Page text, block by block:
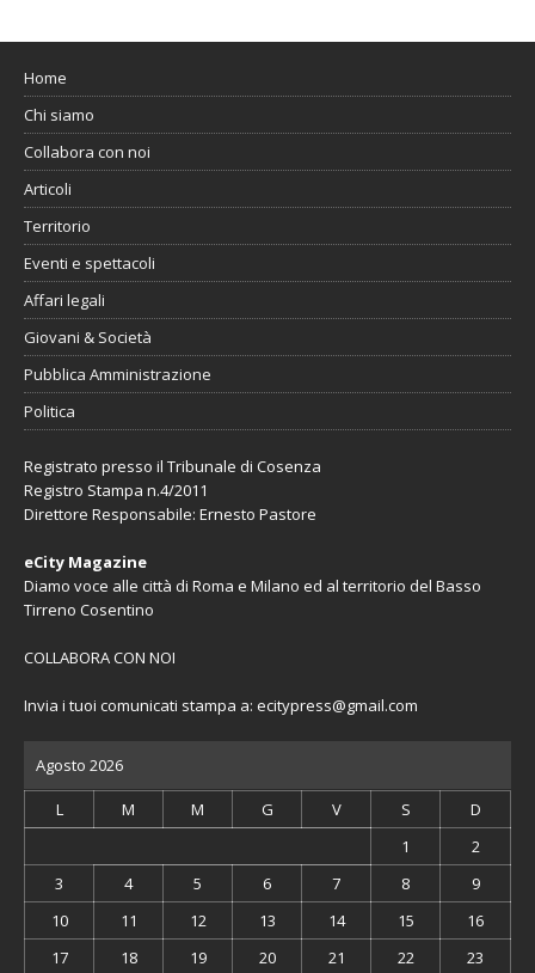
Home
Chi siamo
Collabora con noi
Articoli
Territorio
Eventi e spettacoli
Affari legali
Giovani & Società
Pubblica Amministrazione
Politica
Registrato presso il Tribunale di Cosenza
Registro Stampa n.4/2011
Direttore Responsabile: Ernesto Pastore
eCity Magazine
Diamo voce alle città di Roma e Milano ed al territorio del Basso
Tirreno Cosentino
COLLABORA CON NOI
Invia i tuoi comunicati stampa a: ecitypress@gmail.com
Agosto 2026
L M M G V S
D
1
2
3
4 5 6 7 8
9
10
11 12 13 14 15
16
17
18 19 20 21 22 23